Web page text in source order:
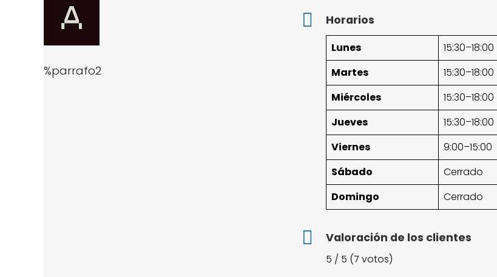
%parrafo2
Horarios
Lunes
15:30–18:00
Martes
15:30–18:00
Miércoles
15:30–18:00
Jueves
15:30–18:00
Viernes
9:00–15:00
Sábado
Cerrado
Domingo
Cerrado
Valoración de los clientes
5 / 5 (7 votos)